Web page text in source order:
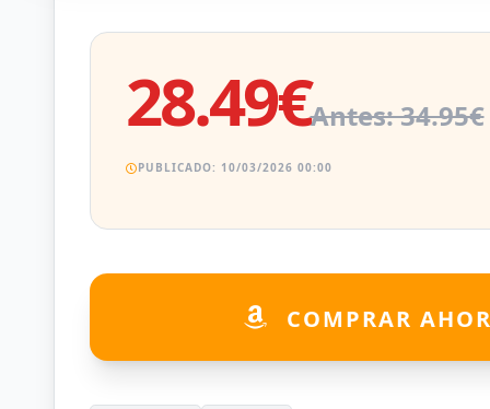
28.49€Antes: 34.95€
PUBLICADO: 10/03/2026 00:00
COMPRAR